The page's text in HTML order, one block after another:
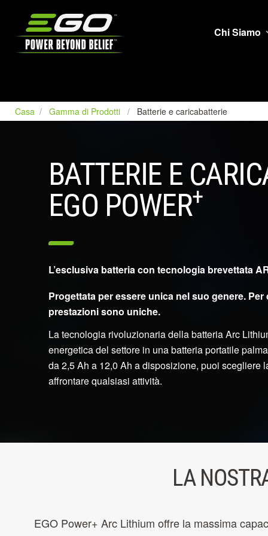
Chi Siamo
Casa Gamma di Prodotti Batterie e caricabatterie
BATTERIE E
EGO POWER+
L’esclusiva batteria con tecnologia brevettata
Progettata per essere unica nel suo genere.
prestazioni sono uniche.
La tecnologia rivoluzionaria della batteria Arc
energetica del settore in una batteria portatile
da 2,5 Ah a 12,0 Ah a disposizione, puoi scegliere
affrontare qualsiasi attività.
LA
EGO Power+ Arc Lithium offre la massima